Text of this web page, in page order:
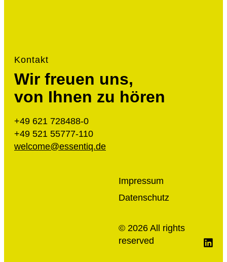
Kontakt
Wir freuen uns,
von Ihnen zu hören
+49 621 728488-0
+49 521 55777-110
welcome@essentiq.de
Impressum
Datenschutz
© 2026​ All rights
reserved